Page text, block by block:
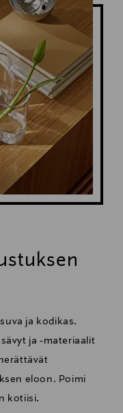
ja kodikas.
ja -materiaalit
eloon. Poimi
kotiisi.